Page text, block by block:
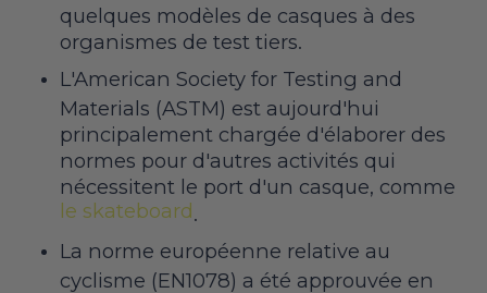
quelques modèles de casques à des
organismes de test tiers.
L'American Society for Testing and
Materials (ASTM) est aujourd'hui
principalement chargée d'élaborer des
normes pour d'autres activités qui
nécessitent le port d'un casque, comme
le skateboard
La norme européenne relative au
cyclisme (EN1078) a été approuvée en